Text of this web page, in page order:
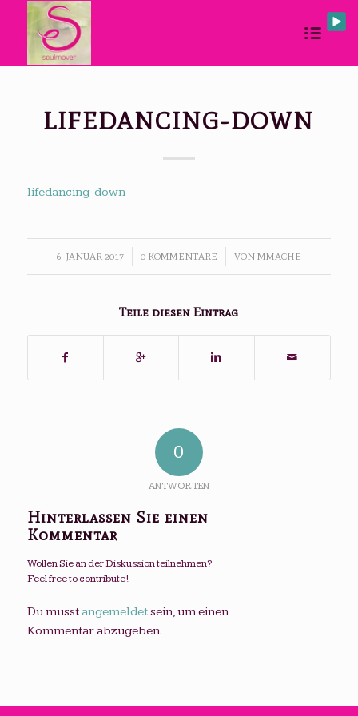
LIFEDANCING-DOWN
lifedancing-down
6. JANUAR 2017
/ 0 KOMMENTARE
/ VONMMACHE
Teile diesen Eintrag
0
ANTWORTEN
Hinterlassen Sie einen
Kommentar
Wollen Sie an der Diskussion teilnehmen?
Feel free to contribute!
Du musst angemeldetsein, um einen
Kommentar abzugeben.